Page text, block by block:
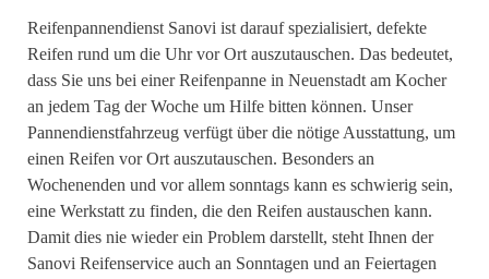
Reifenpannendienst Sanovi ist darauf spezialisiert, defekte
Reifen rund um die Uhr vor Ort auszutauschen. Das bedeutet,
dass Sie uns bei einer Reifenpanne in Neuenstadt am Kocher
an jedem Tag der Woche um Hilfe bitten können. Unser
Pannendienstfahrzeug verfügt über die nötige Ausstattung, um
einen Reifen vor Ort auszutauschen. Besonders an
Wochenenden und vor allem sonntags kann es schwierig sein,
eine Werkstatt zu finden, die den Reifen austauschen kann.
Damit dies nie wieder ein Problem darstellt, steht Ihnen der
Sanovi Reifenservice auch an Sonntagen und an Feiertagen